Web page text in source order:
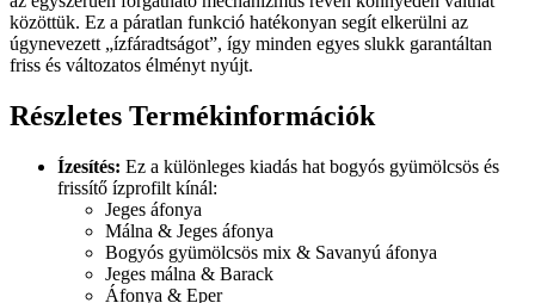
közöttük. Ez a páratlan funkció hatékonyan segít elkerülni az
úgynevezett „ízfáradtságot”, így minden egyes slukk garantáltan
friss és változatos élményt nyújt.
Részletes Termékinformációk
Ízesítés: Ez a különleges kiadás hat bogyós gyümölcsös és
frissítő ízprofilt kínál:
Jeges áfonya
Málna & Jeges áfonya
Bogyós gyümölcsös mix & Savanyú áfonya
Jeges málna & Barack
Áfonya & Eper